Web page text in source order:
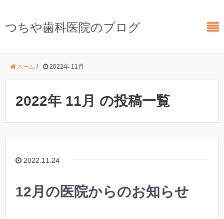
つちや歯科医院のブログ
ホーム / 2022年 11月
2022年 11月 の投稿一覧
2022.11.24
12月の医院からのお知らせ